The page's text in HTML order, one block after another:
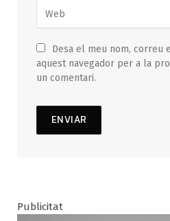
Desa el meu nom, correu
aquest navegador per a la
un comentari.
Publicitat